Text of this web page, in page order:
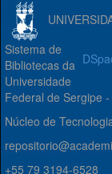
Sistema de
Bibliotecas da
Universidade
Federal de Sergipe
Núcleo de
+55 79 3194-6528